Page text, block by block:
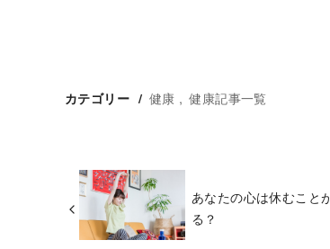
カテゴリー 健康 健康記事一覧
あなたの心は休むこと
る？